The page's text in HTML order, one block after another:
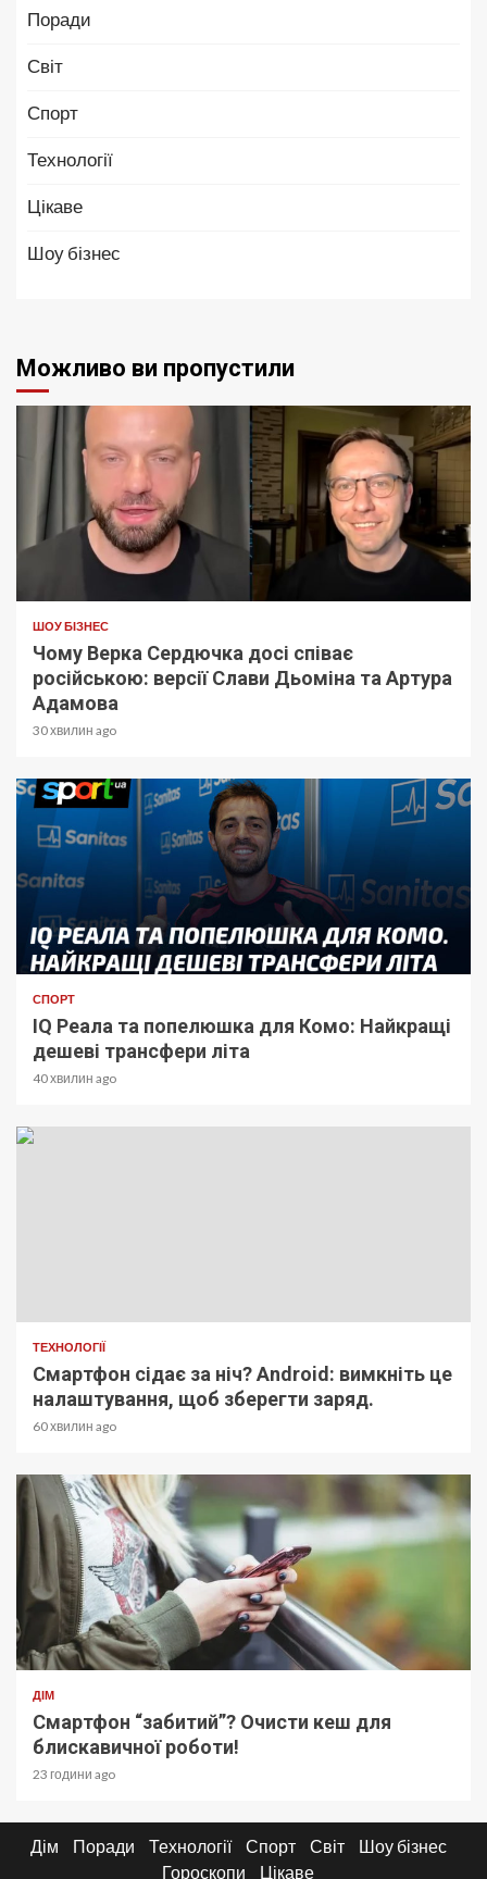
Поради
Світ
Спорт
Технології
Цікаве
Шоу бізнес
Можливо ви пропустили
ШОУ БІЗНЕС
Чому Верка Сердючка досі співає
російською: версії Слави Дьоміна та Артура
Адамова
30 хвилин ago
СПОРТ
IQ Реала та попелюшка для Комо: Найкращі
дешеві трансфери літа
40 хвилин ago
ТЕХНОЛОГІЇ
Смартфон сідає за ніч? Android: вимкніть це
налаштування, щоб зберегти заряд.
60 хвилин ago
ДІМ
Смартфон “забитий”? Очисти кеш для
блискавичної роботи!
23 години ago
Дім Поради Технології Спорт Світ
Шоу бізнес
Гороскопи
Цікаве